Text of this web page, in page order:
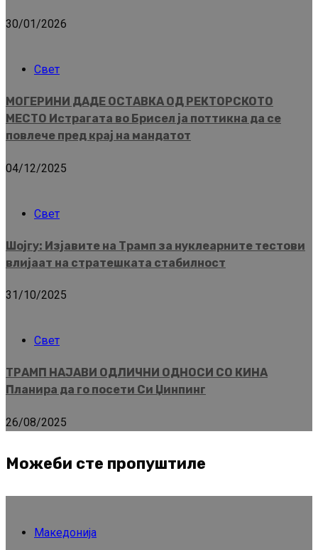
30/01/2026
Свет
МОГЕРИНИ ДАДЕ ОСТАВКА ОД РЕКТОРСКОТО
МЕСТО Истрагата во Брисел ја поттикна да се
повлече пред крај на мандатот
04/12/2025
Свет
Шојгу: Изјавите на Трамп за нуклеарните тестови
влијаат на стратешката стабилност
31/10/2025
Свет
ТРАМП НАЈАВИ ОДЛИЧНИ ОДНОСИ СО КИНА
Планира да го посети Си Џинпинг
26/08/2025
Можеби сте пропуштиле
Македонија